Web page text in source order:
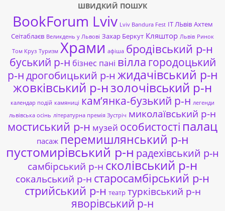
ШВИДКИЙ ПОШУК
BookForum Lviv Lviv Bandura Fest ІТ ЛЬвів Ахтем
Сеітаблаєв Великдень у Львові Захар Беркут Кляштор Львів Ринок
Том Круз Туризм Храми афіша бродівський р-н
буський р-н бізнес пані вілла городоцький
р-ндрогобицький р-н жидачівський р-н
жовківський р-нзолочівський р-н
календар подій камяниці кам’янка-бузький р-н легенди
львівська осінь літературна премія Зустріч миколаївський р-н
мостиський р-н музей особистості палац
пасаж перемишлянський р-н
пустомирівський р-н радехівський р-н
самбірський р-н сколівський р-н
сокальський р-н старосамбірський р-н
стрийський р-н театр турківський р-н
яворівський р-н